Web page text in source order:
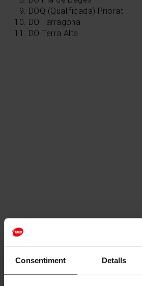
Consentiment Detalls
DOQ (Qualificada) Priorat
DO Tarragona
DO Terra Alta